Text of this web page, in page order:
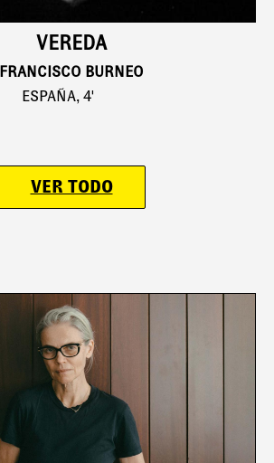
VEREDA
FRANCISCO BURNEO
ESPAÑA, 4'
VER TODO